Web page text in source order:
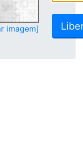
imagem]